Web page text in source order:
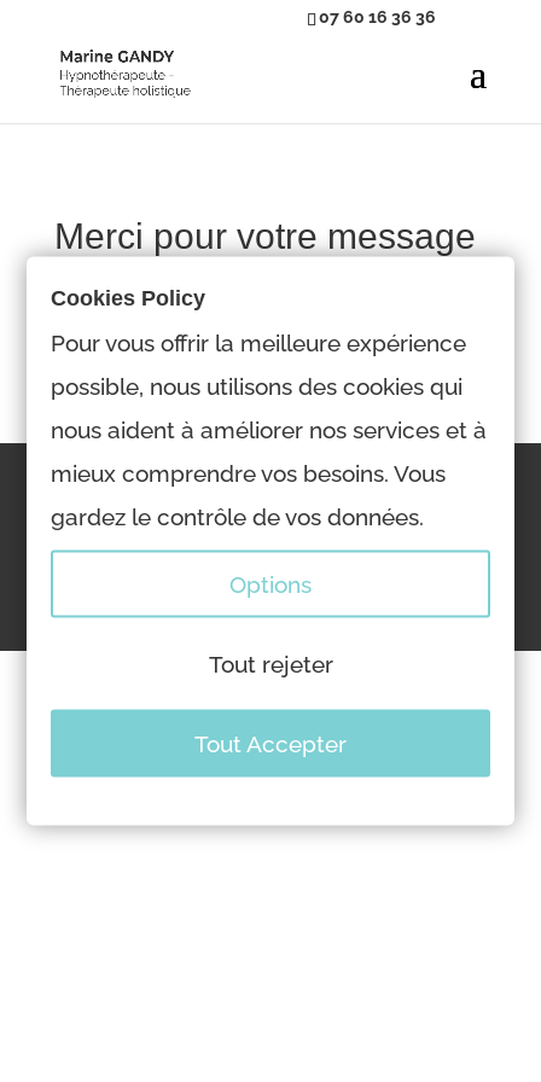
07 60 16 36 36
Merci pour votre message
Mentions légales
RéalisationFructiweb
Cookies Policy
Pour vous offrir la meilleure expérience
possible, nous utilisons des cookies qui
nous aident à améliorer nos services et à
mieux comprendre vos besoins. Vous
gardez le contrôle de vos données.
Options
Tout rejeter
Tout Accepter